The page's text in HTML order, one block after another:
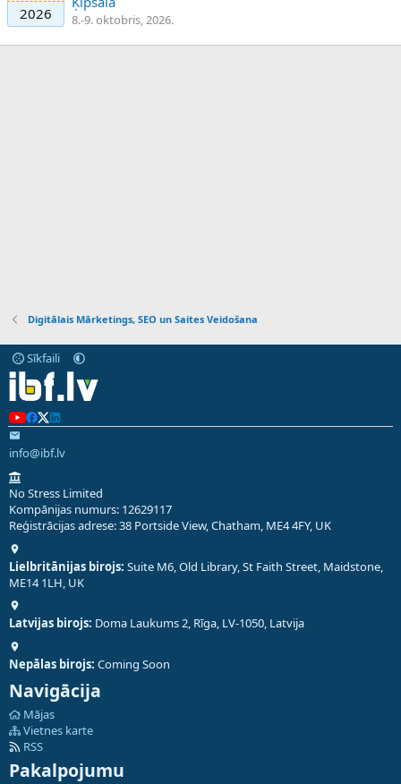
2026
8.-9. oktobris, 2026.
Digitālais Mārketings, SEO un Saites Veidošana
Sīkfaili
info@ibf.lv
No Stress Limited
Kompānijas numurs: 12629117
Reģistrācijas adrese: 38 Portside View, Chatham, ME4 4FY, UK
Lielbritānijas birojs: Suite M6, Old Library, St Faith Street, Maidstone,
ME14 1LH, UK
Latvijas birojs: Doma Laukums 2, Rīga, LV-1050, Latvija
Nepālas birojs: Coming Soon
Navigācija
Mājas
Vietnes karte
RSS
Pakalpojumu